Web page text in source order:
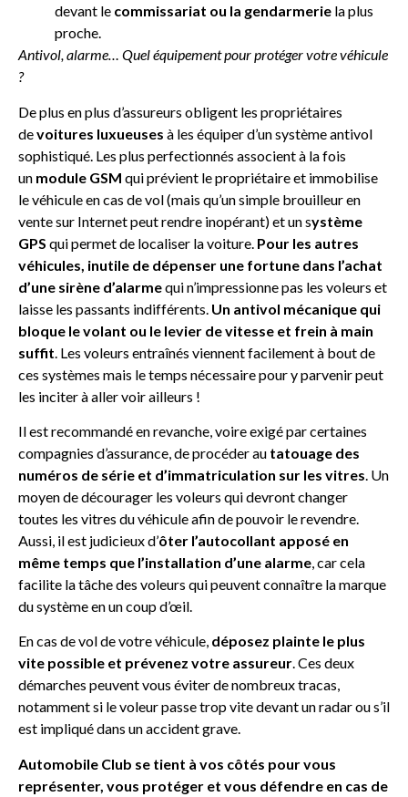
devant le commissariat ou la gendarmerie la plus
proche.
Antivol, alarme… Quel équipement pour protéger votre véhicule
?
De plus en plus d’assureurs obligent les propriétaires
devoitures luxueuses à les équiper d’un système antivol
sophistiqué. Les plus perfectionnés associent à la fois
un module GSM qui prévient le propriétaire et immobilise
le véhicule en cas de vol (mais qu’un simple brouilleur en
vente sur Internet peut rendre inopérant) et un système
GPS qui permet de localiser la voiture. Pour les autres
véhicules, inutile de dépenser une fortune dans l’achat
d’une sirène d’alarmequi n’impressionne pas les voleurs et
laisse les passants indifférents. Un antivol mécanique qui
bloque le volant ou le levier de vitesse et frein à main
suffit . Les voleurs entraînés viennent facilement à bout de
ces systèmes mais le temps nécessaire pour y parvenir peut
les inciter à aller voir ailleurs !
Il est recommandé en revanche, voire exigé par certaines
compagnies d’assurance, de procéder au tatouage des
numéros de série et d’immatriculation sur les vitres. Un
moyen de décourager les voleurs qui devront changer
toutes les vitres du véhicule afin de pouvoir le revendre.
Aussi, il est judicieux d’ôter l’autocollant apposé en
même temps que l’installation d’une alarme, car cela
facilite la tâche des voleurs qui peuvent connaître la marque
du système en un coup d’œil.
En cas de vol de votre véhicule, déposez plainte le plus
vite possible et prévenez votre assureur. Ces deux
démarches peuvent vous éviter de nombreux tracas,
notamment si le voleur passe trop vite devant un radar ou s’il
est impliqué dans un accident grave.
Automobile Club se tient à vos côtés pour vous
représenter, vous protéger et vous défendre en cas de